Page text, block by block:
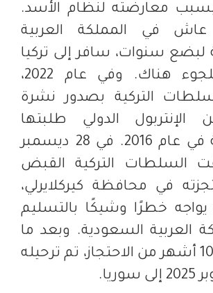
معارضته لنظام الأسد.
في المملكة العربية
لبضع سنوات، سافر إلى تركيا
وطلب اللجوء هناك. وفي عام 2022،
التركية بصدور نشرة
الإنتربول الدولي طلبتها
السعودية في عام 2016. في 28 ديسمبر
ألقت السلطات التركية القبض
في محافظة كيركلايرلي،
خطرًا وشيكًا بالتسليم
العربية السعودية. وبعد ما
يقرب من 10 أشهر من الاحتجاز، تم ترحيله